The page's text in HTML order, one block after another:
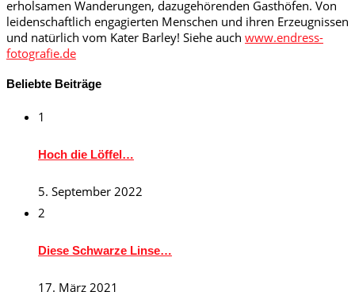
erholsamen Wanderungen, dazugehörenden Gasthöfen. Von
leidenschaftlich engagierten Menschen und ihren Erzeugnissen
und natürlich vom Kater Barley! Siehe auch www.endress-
fotografie.de
Beliebte Beiträge
1
Hoch die Löffel…
5. September 2022
2
Diese Schwarze Linse…
17. März 2021